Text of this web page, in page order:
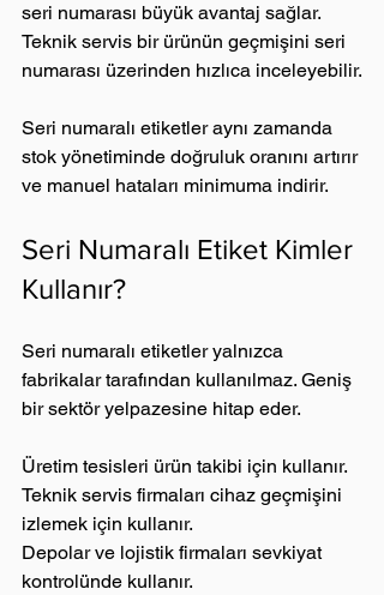
seri numarası büyük avantaj sağlar.
Teknik servis bir ürünün geçmişini seri
numarası üzerinden hızlıca inceleyebilir.
Seri numaralı etiketler aynı zamanda
stok yönetiminde doğruluk oranını artırır
ve manuel hataları minimuma indirir.
Seri Numaralı Etiket Kimler
Kullanır?
Seri numaralı etiketler yalnızca
fabrikalar tarafından kullanılmaz. Geniş
bir sektör yelpazesine hitap eder.
Üretim tesisleri ürün takibi için kullanır.
Teknik servis firmaları cihaz geçmişini
izlemek için kullanır.
Depolar ve lojistik firmaları sevkiyat
kontrolünde kullanır.